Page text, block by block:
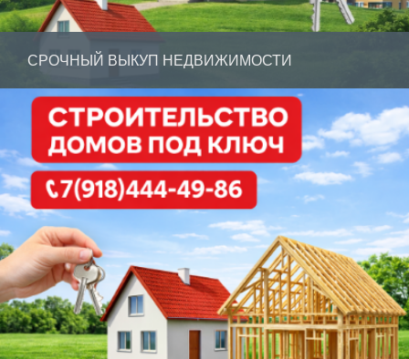
СРОЧНЫЙ ВЫКУП НЕДВИЖИМОСТИ